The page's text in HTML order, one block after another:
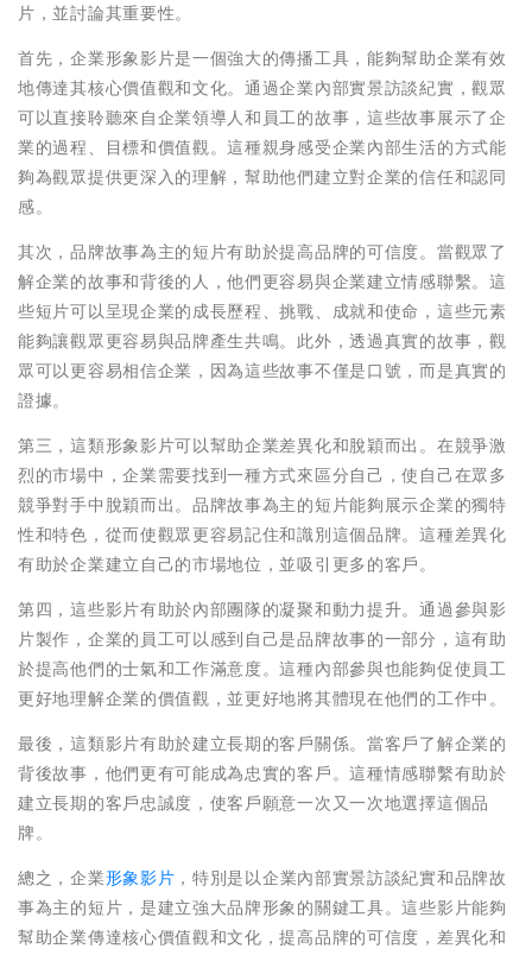
片，並討論其重要性。
首先，企業形象影片是一個強大的傳播工具，能夠幫助企業有效
地傳達其核心價值觀和文化。通過企業內部實景訪談紀實，觀眾
可以直接聆聽來自企業領導人和員工的故事，這些故事展示了企
業的過程、目標和價值觀。這種親身感受企業內部生活的方式能
夠為觀眾提供更深入的理解，幫助他們建立對企業的信任和認同
感。
其次，品牌故事為主的短片有助於提高品牌的可信度。當觀眾了
解企業的故事和背後的人，他們更容易與企業建立情感聯繫。這
些短片可以呈現企業的成長歷程、挑戰、成就和使命，這些元素
能夠讓觀眾更容易與品牌產生共鳴。此外，透過真實的故事，觀
眾可以更容易相信企業，因為這些故事不僅是口號，而是真實的
證據。
第三，這類形象影片可以幫助企業差異化和脫穎而出。在競爭激
烈的市場中，企業需要找到一種方式來區分自己，使自己在眾多
競爭對手中脫穎而出。品牌故事為主的短片能夠展示企業的獨特
性和特色，從而使觀眾更容易記住和識別這個品牌。這種差異化
有助於企業建立自己的市場地位，並吸引更多的客戶。
第四，這些影片有助於內部團隊的凝聚和動力提升。通過參與影
片製作，企業的員工可以感到自己是品牌故事的一部分，這有助
於提高他們的士氣和工作滿意度。這種內部參與也能夠促使員工
更好地理解企業的價值觀，並更好地將其體現在他們的工作中。
最後，這類影片有助於建立長期的客戶關係。當客戶了解企業的
背後故事，他們更有可能成為忠實的客戶。這種情感聯繫有助於
建立長期的客戶忠誠度，使客戶願意一次又一次地選擇這個品
牌。
總之，企業形象影片 ，特別是以企業內部實景訪談紀實和品牌故
事為主的短片，是建立強大品牌形象的關鍵工具。這些影片能夠
幫助企業傳達核心價值觀和文化，提高品牌的可信度，差異化和